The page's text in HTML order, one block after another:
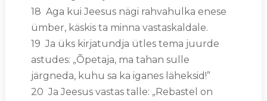
18 Aga kui Jeesus nägi rahvahulka enese
ümber, käskis ta minna vastaskaldale.
19 Ja üks kirjatundja ütles tema juurde
astudes: „Õpetaja, ma tahan sulle
järgneda, kuhu sa ka iganes läheksid!”
20 Ja Jeesus vastas talle: „Rebastel on